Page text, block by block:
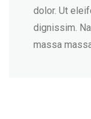
dolor. Ut
dignissim.
massa